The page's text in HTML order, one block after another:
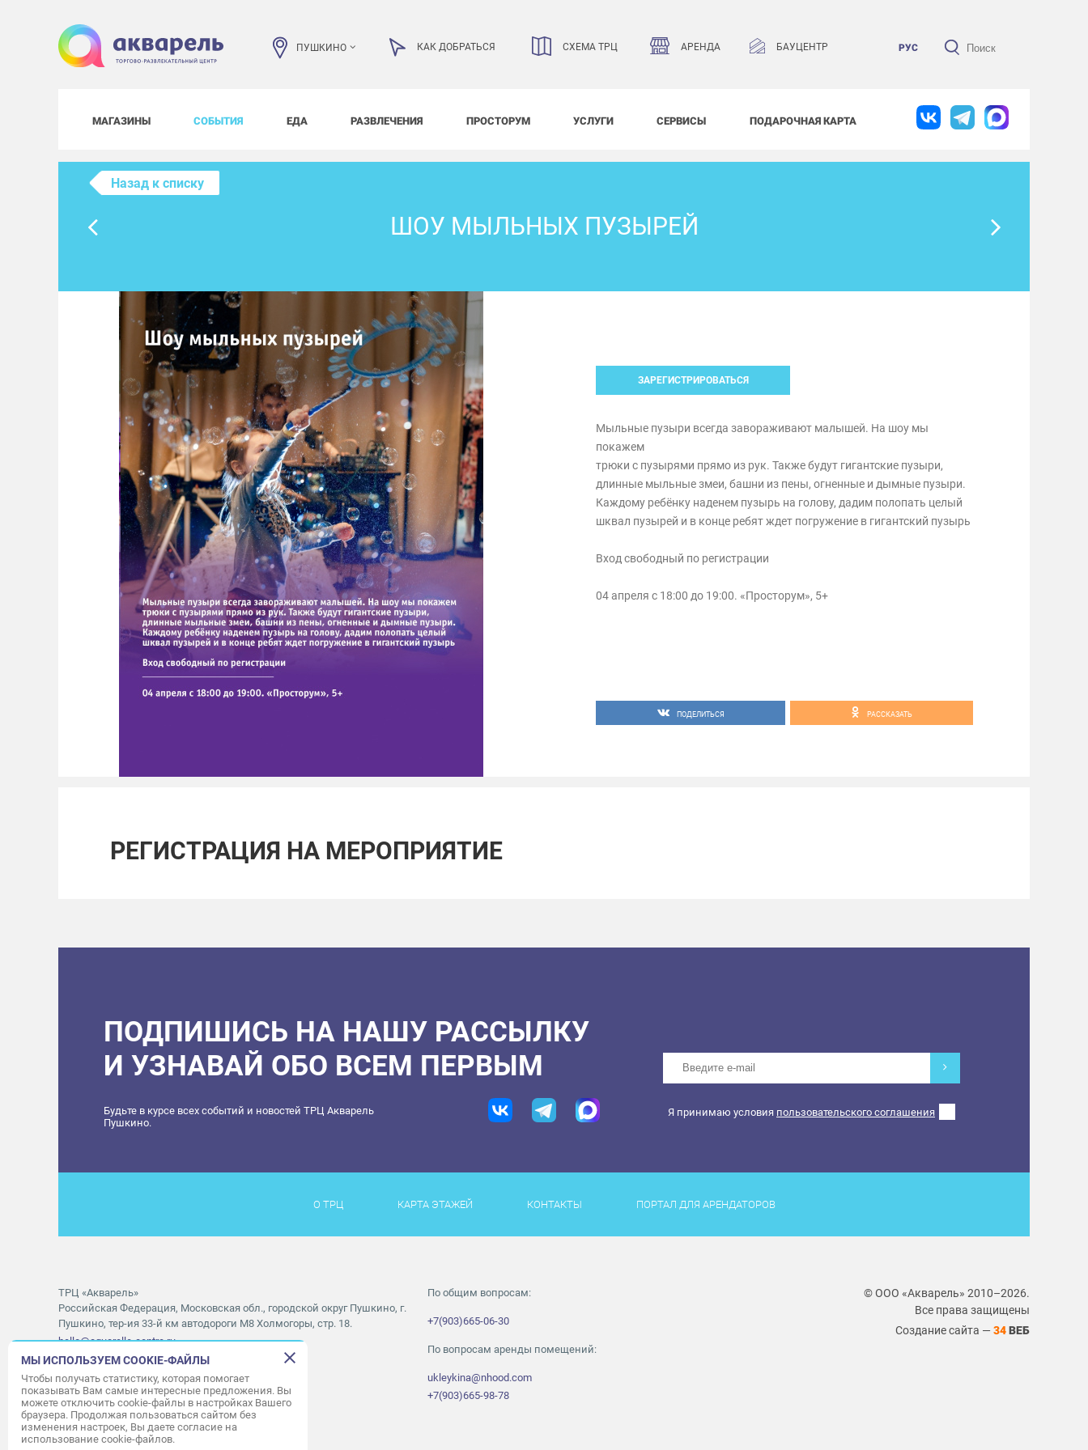
ПУШКИНО КАК ДОБРАТЬСЯ СХЕМА ТРЦ АРЕНДА БАУЦЕНТР РУС
МАГАЗИНЫ СОБЫТИЯ ЕДА РАЗВЛЕЧЕНИЯ ПРОСТОРУМ УСЛУГИ СЕРВИСЫ ПОДАРОЧНАЯ КАРТА
Назад к списку
ШОУ МЫЛЬНЫХ ПУЗЫРЕЙ
ЗАРЕГИСТРИРОВАТЬСЯ
Мыльные пузыри всегда завораживают малышей. На шоу мы
покажем
трюки с пузырями прямо из рук. Также будут гигантские пузыри,
длинные мыльные змеи, башни из пены, огненные и дымные пузыри.
Каждому ребёнку наденем пузырь на голову, дадим полопать целый
шквал пузырей и в конце ребят ждет погружение в гигантский пузырь
Вход свободный по регистрации
04 апреля с 18:00 до 19:00. «Просторум», 5+
ПОДЕЛИТЬСЯ РАССКАЗАТЬ
РЕГИСТРАЦИЯ НА МЕРОПРИЯТИЕ
ПОДПИШИСЬ НА НАШУ РАССЫЛКУ
И УЗНАВАЙ ОБО ВСЕМ ПЕРВЫМ
Будьте в курсе всех событий и новостей ТРЦ Акварель
Пушкино.
Я принимаю условия пользовательского соглашения
О ТРЦ КАРТА ЭТАЖЕЙ КОНТАКТЫ ПОРТАЛ ДЛЯ АРЕНДАТОРОВ
ТРЦ «Акварель»
Российская Федерация, Московская обл., городской округ Пушкино, г.
Пушкино, тер-ия 33-й км автодороги М8 Холмогоры, стр. 18.
hello@aquarelle-centre.ru
Часы работы ТРЦ:с 10:00 до 22:00
Часы работы АШАН:с 07:30 до 23:00
Часы работы Мори Синема:с 10:00 до 01:00
По общим вопросам:
+7(903)665-06-30
По вопросам аренды помещений:
ukleykina@nhood.com
+7(903)665-98-78
© ООО «Акварель» 2010–2026.
Все права защищены
Создание сайта — 34ВЕБ
МЫ ИСПОЛЬЗУЕМ COOKIE-ФАЙЛЫ
Чтобы получать статистику, которая помогает
показывать Вам самые интересные предложения. Вы
можете отключить cookie-файлы в настройках Вашего
браузера. Продолжая пользоваться сайтом без
изменения настроек, Вы даете согласие на
использование cookie-файлов.